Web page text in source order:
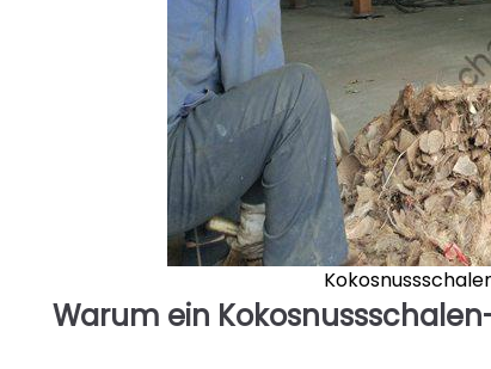
Warum ein